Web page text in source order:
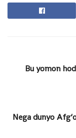
Bu yomon
Nega dunyo